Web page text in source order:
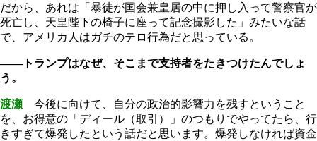
だから、あれは「暴徒が国会兼皇居の中に押し入って警察官が
死亡し、天皇陛下の椅子に座って記念撮影した」みたいな話
で、アメリカ人はガチのテロ行為だと思っている。
――トランプはなぜ、そこまで支持者をたきつけたんでしょ
う。
渡瀬 今後に向けて、自分の政治的影響力を残すということ
を、お得意の「ディール（取引）」のつもりでやってたら、行
きすぎて爆発したという話だと思います。爆発しなければ資金